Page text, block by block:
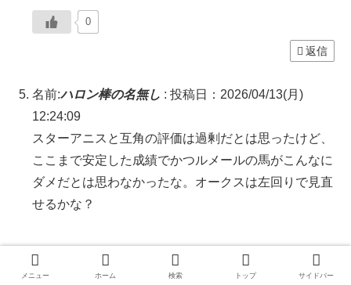
0
返信
名前:ハロン棒の名無し : 投稿日：2026/04/13(月)
12:24:09
スターアニスと互角の評価は過剰だとは思ったけど、
ここまで安定した成績でかつルメールの馬がこんなに
ダメだとは思わなかったな。オークスは左回りで見直
せるかな？
メニュー ホーム 検索 トップ サイドバー